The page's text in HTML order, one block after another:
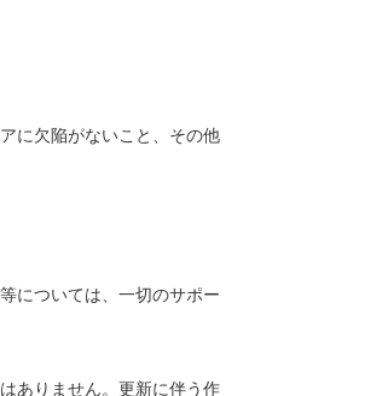
に欠陥がないこと、その他
については、一切のサポー
ありません。更新に伴う作